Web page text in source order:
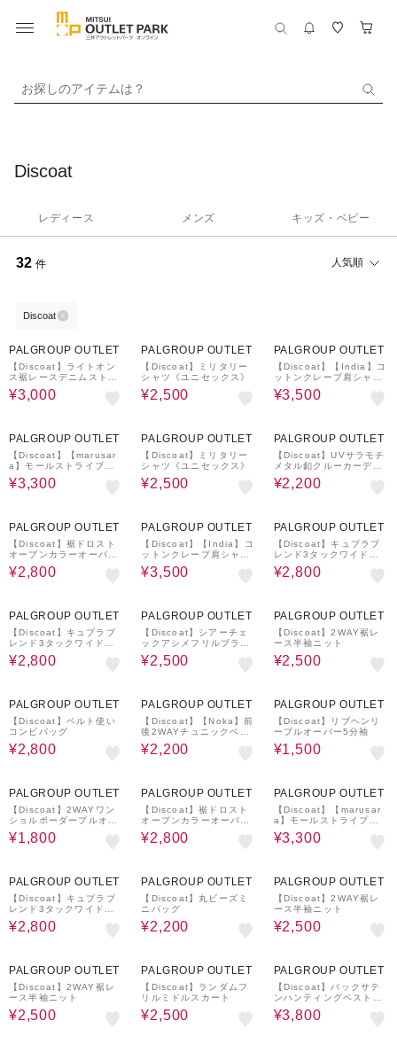
お探しのアイテムは？
Discoat
レディース メンズ キッズ・ベビー
32 件 人気順
Discoat
PALGROUP OUTLET
【Discoat】ライトオン
ス裾レースデニムストレ
ートパンツ
¥3,000
PALGROUP OUTLET
【Discoat】ミリタリー
シャツ《ユニセックス》
¥2,500
PALGROUP OUTLET
【Discoat】【India】コ
ットンクレープ肩シャー
リングワンピース
¥3,500
PALGROUP OUTLET
【Discoat】【marusar
a】モールストライプイ
ージーパンツ
¥3,300
PALGROUP OUTLET
【Discoat】ミリタリー
シャツ《ユニセックス》
¥2,500
PALGROUP OUTLET
【Discoat】UVサラモチ
メタル釦クルーカーディ
ガン
¥2,200
PALGROUP OUTLET
【Discoat】裾ドロスト
オープンカラーオーバー
シャツ《ユニセックス》
¥2,800
PALGROUP OUTLET
【Discoat】【India】コ
ットンクレープ肩シャー
リングワンピース
¥3,500
PALGROUP OUTLET
【Discoat】キュプラブ
レンド3タックワイドパ
ンツ
¥2,800
PALGROUP OUTLET
【Discoat】キュプラブ
レンド3タックワイドパ
ンツ
¥2,800
PALGROUP OUTLET
【Discoat】シアーチェ
ックアシメフリルブラウ
ス
¥2,500
PALGROUP OUTLET
【Discoat】2WAY裾レ
ース半袖ニット
¥2,500
PALGROUP OUTLET
【Discoat】ベルト使い
コンビバッグ
¥2,800
PALGROUP OUTLET
【Discoat】【Noka】前
後2WAYチュニックベス
ト
¥2,200
PALGROUP OUTLET
【Discoat】リブヘンリ
ープルオーバー5分袖
¥1,500
PALGROUP OUTLET
【Discoat】2WAYワン
ショルボーダープルオー
バー
¥1,800
PALGROUP OUTLET
【Discoat】裾ドロスト
オープンカラーオーバー
シャツ《ユニセックス》
¥2,800
PALGROUP OUTLET
【Discoat】【marusar
a】モールストライプイ
ージーパンツ
¥3,300
PALGROUP OUTLET
【Discoat】キュプラブ
レンド3タックワイドパ
ンツ
¥2,800
PALGROUP OUTLET
【Discoat】丸ビーズミ
ニバッグ
¥2,200
PALGROUP OUTLET
【Discoat】2WAY裾レ
ース半袖ニット
¥2,500
PALGROUP OUTLET
【Discoat】2WAY裾レ
ース半袖ニット
¥2,500
PALGROUP OUTLET
【Discoat】ランダムフ
リルミドルスカート
¥2,500
PALGROUP OUTLET
【Discoat】バックサテ
ンハンティングベスト
《ユニセックス》
¥3,800